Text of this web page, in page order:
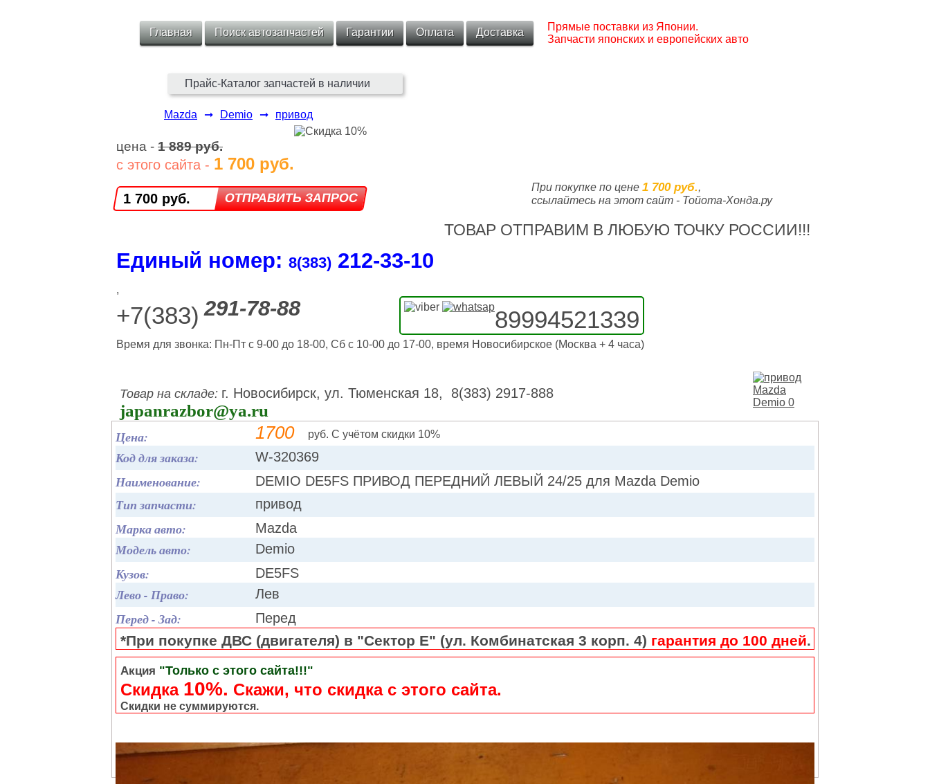
Главная Поиск автозапчастей Гарантии Оплата Доставка
Прямые поставки из Японии.
Запчасти японских и европейских авто
Прайс-Каталог запчастей в наличии
Mazda ➞ Demio ➞ привод
цена - 1 889 руб.
с этого сайта - 1 700 руб.
1 700 руб.
При покупке по цене 1 700 руб.,
ссылайтесь на этот сайт - Тойота-Хонда.ру
ТОВАР ОТПРАВИМ В ЛЮБУЮ ТОЧКУ РОССИИ!!!
Единый номер: 8(383) 212‑33‑10
,
+7(383) 291-78-88 89994521339
Время для звонка: Пн-Пт с 9-00 до 18-00, Сб с 10-00 до 17-00, время Новосибирское (Москва + 4 часа)
Товар на складе: г. Новосибирск, ул. Тюменская 18, 8(383) 2917-888
japanrazbor@ya.ru
Цена: 1700 руб. С учётом скидки 10%
Код для заказа: W-320369
Наименование: DEMIO DE5FS ПРИВОД ПЕРЕДНИЙ ЛЕВЫЙ 24/25 для Mazda Demio
Тип запчасти: привод
Марка авто: Mazda
Модель авто: Demio
Кузов: DE5FS
Лево - Право: Лев
Перед - Зад: Перед
*При покупке ДВС (двигателя) в "Сектор Е" (ул. Комбинатская 3 корп. 4) гарантия до 100 дней.
Акция "Только с этого сайта!!!"
Скидка 10%. Cкажи, что скидка с этого сайта.
Скидки не суммируются.